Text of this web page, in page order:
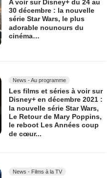
A voir sur Disney+ du 24 au
30 décembre : la nouvelle
série Star Wars, le plus
adorable nounours du
cinéma…
News - Au programme
Les films et séries à voir sur
Disney+ en décembre 2021 :
la nouvelle série Star Wars,
Le Retour de Mary Poppins,
le reboot Les Années coup
de cœur...
News - Films à la TV